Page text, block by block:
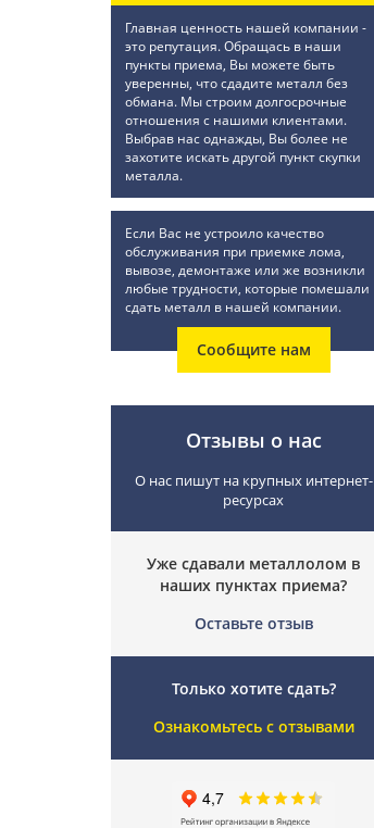
Главная ценность нашей компании -
это репутация. Обращась в наши
пункты приема, Вы можете быть
уверенны, что сдадите металл без
обмана. Мы строим долгосрочные
отношения с нашими клиентами.
Выбрав нас однажды, Вы более не
захотите искать другой пункт скупки
металла.
Если Вас не устроило качество
обслуживания при приемке лома,
вывозе, демонтаже или же возникли
любые трудности, которые помешали
сдать металл в нашей компании.
Сообщите нам
Отзывы о нас
О нас пишут на крупных интернет-
ресурсах
Уже сдавали металлолом в
наших пунктах приема?
Оставьте отзыв
Только хотите сдать?
Ознакомьтесь с отзывами